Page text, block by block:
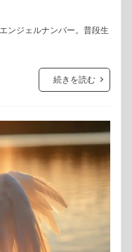
ンジェルナンバー。普段生
続きを読む